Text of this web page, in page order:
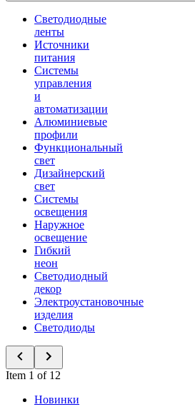
Светодиодные
ленты
Источники
питания
Системы
управления
и
автоматизации
Алюминиевые
профили
Функциональный
свет
Дизайнерский
свет
Системы
освещения
Наружное
освещение
Гибкий
неон
Светодиодный
декор
Электроустановочные
изделия
Светодиоды
Item 1 of 12
Новинки